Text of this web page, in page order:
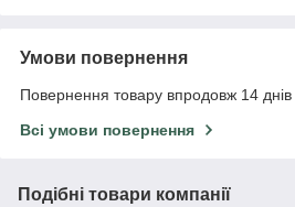
Умови повернення
Повернення товару впродовж 14 днів
Всі умови повернення
Подібні товари компанії